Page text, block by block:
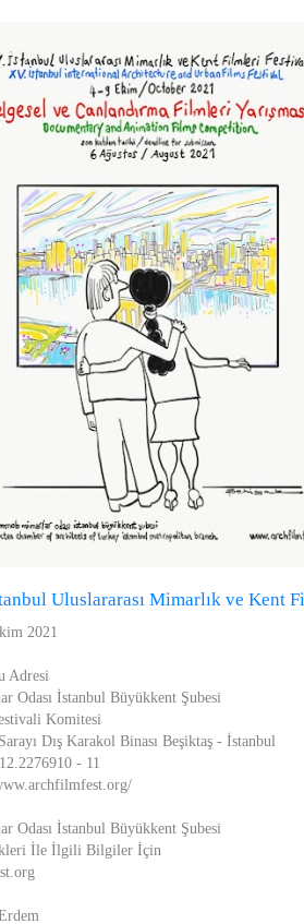
Uluslararası Mimarlık ve Kent
2021
Adresi
Odası İstanbul Büyükkent Şubesi
Komitesi
Dış Karakol Binası Beşiktaş - İstanbul
- 11
Odası İstanbul Büyükkent Şubesi
İle İlgili Bilgiler İçin